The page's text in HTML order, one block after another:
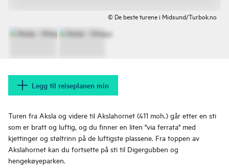
© De beste turene i Midsund/Turbok.no
Legg til reiseplanen min
Turen fra Aksla og videre til Akslahornet (411 moh.) går etter en sti
som er bratt og luftig, og du finner en liten ''via ferrata'' med
kjettinger og støltrinn på de luftigste plassene. Fra toppen av
Akslahornet kan du fortsette på sti til Digergubben og
hengekøyeparken.